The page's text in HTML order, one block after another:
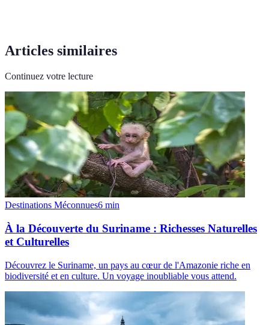
Articles similaires
Continuez votre lecture
Destinations Méconnues6 min
À la Découverte du Suriname : Richesses Naturelles
et Culturelles
Découvrez le Suriname, un pays au cœur de l'Amazonie riche en
biodiversité et en culture. Un voyage inoubliable vous attend.